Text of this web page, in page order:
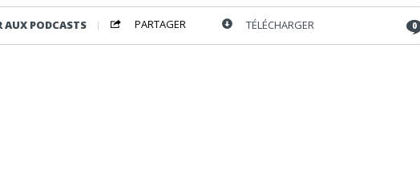
AUX PODCASTS PARTAGER TÉLÉCHARGER 0